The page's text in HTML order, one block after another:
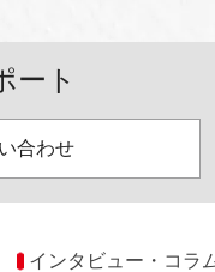
ート
合わせ
インタビュー・コラ